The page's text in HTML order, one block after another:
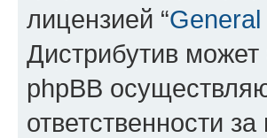
лицензией “
Дистрибутив
phpBB
ответственности